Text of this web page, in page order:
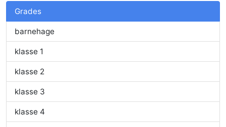
Grades
barnehage
klasse 1
klasse 2
klasse 3
klasse 4